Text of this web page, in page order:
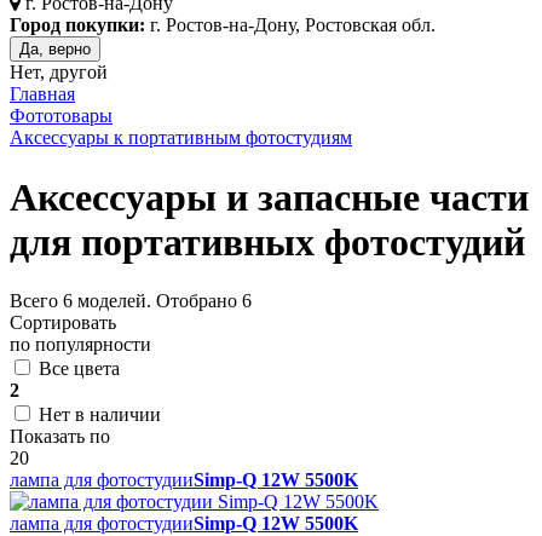
Город покупки: г. Ростов-на-Дону, Ростовская обл.
Да, верно
Нет, другой
Главная
Фототовары
Аксессуары к портативным фотостудиям
Аксессуары и запасные части
для портативных фотостудий
Всего 6 моделей. Отобрано 6
Сортировать
по популярности
Все цвета
2
Нет в наличии
Показать по
20
лампа для фотостудииSimp-Q 12W 5500K
лампа для фотостудииSimp-Q 12W 5500K